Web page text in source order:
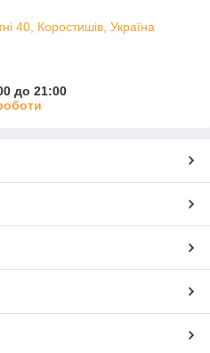
40, Коростишів, Україна
до 21:00